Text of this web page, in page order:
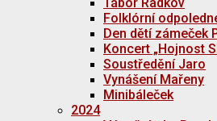
Folklórní
Den dětí zámeček
Koncert „Hojnost
Soustředění Jaro
Vynášení Mařeny
Minibáleček
2024